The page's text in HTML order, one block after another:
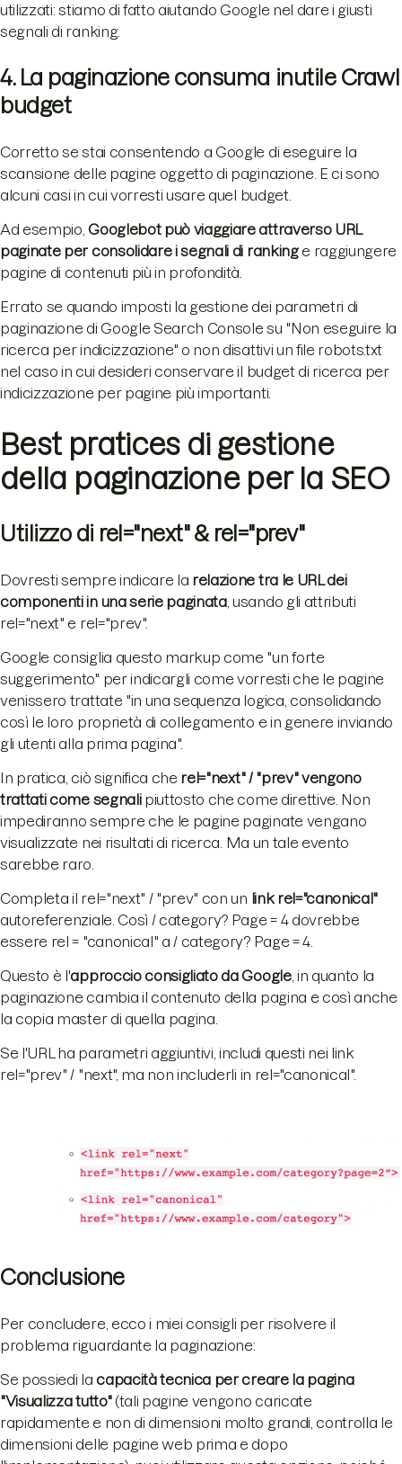
utilizzati: stiamo di fatto aiutando Google nel dare i giusti
segnali di ranking.
4. La paginazione consuma inutile Crawl
budget
Corretto se stai consentendo a Google di eseguire la
scansione delle pagine oggetto di paginazione. E ci sono
alcuni casi in cui vorresti usare quel budget.
Ad esempio,Googlebot può viaggiare attraverso URL
paginate per consolidare i segnali di rankinge raggiungere
pagine di contenuti più in profondità.
Errato se quando imposti la gestione dei parametri di
paginazione di Google Search Console su "Non eseguire la
ricerca per indicizzazione" o non disattivi un file robots.txt
nel caso in cui desideri conservare il budget di ricerca per
indicizzazione per pagine più importanti.
Best pratices di gestione
della paginazione per la SEO
Utilizzo di rel="next" & rel="prev"
Dovresti sempre indicare la relazione tra le URL dei
componenti in una serie paginata, usando gli attributi
rel="next" e rel="prev".
Google consiglia questo markup come "un forte
suggerimento" per indicargli come vorresti che le pagine
venissero trattate "in una sequenza logica, consolidando
così le loro proprietà di collegamento e in genere inviando
gli utenti alla prima pagina".
In pratica, ciò significa che rel="next" / "prev" vengono
trattati come segnalipiuttosto che come direttive. Non
impediranno sempre che le pagine paginate vengano
visualizzate nei risultati di ricerca. Ma un tale evento
sarebbe raro.
Completa il rel="next" / "prev" con un link rel="canonical"
autoreferenziale. Così / category? Page = 4 dovrebbe
essere rel = "canonical" a / category? Page = 4.
Questo è l'approccio consigliato da Google, in quanto la
paginazione cambia il contenuto della pagina e così anche
la copia master di quella pagina.
Se l'URL ha parametri aggiuntivi, includi questi nei link
rel="prev" / "next", ma non includerli in rel="canonical".
Conclusione
Per concludere, ecco i miei consigli per risolvere il
problema riguardante la paginazione:
Se possiedi la capacità tecnica per creare la pagina
"Visualizza tutto"(tali pagine vengono caricate
rapidamente e non di dimensioni molto grandi, controlla le
dimensioni delle pagine web prima e dopo